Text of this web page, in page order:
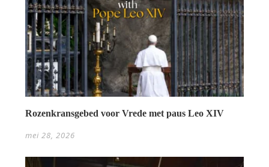
Rozenkransgebed voor Vrede met paus Leo XIV
mei 28, 2026